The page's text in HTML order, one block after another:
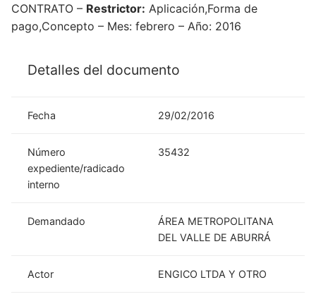
CONTRATO – Restrictor: Aplicación,Forma de
pago,Concepto – Mes: febrero – Año: 2016
Detalles del documento
Fecha 29/02/2016
Número
expediente/radicado
interno
35432
Demandado
ÁREA METROPOLITANA
DEL VALLE DE ABURRÁ
Actor ENGICO LTDA Y OTRO